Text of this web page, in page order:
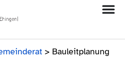
> Bauleitplanung